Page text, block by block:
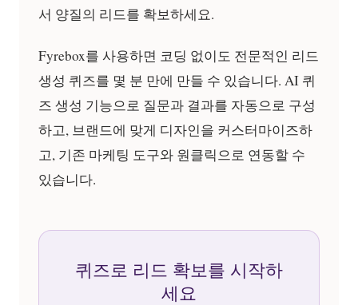
서 양질의 리드를 확보하세요.
Fyrebox를 사용하면 코딩 없이도 전문적인 리드
생성 퀴즈를 몇 분 만에 만들 수 있습니다. AI 퀴
즈 생성 기능으로 질문과 결과를 자동으로 구성
하고, 브랜드에 맞게 디자인을 커스터마이즈하
고, 기존 마케팅 도구와 원클릭으로 연동할 수
있습니다.
퀴즈로 리드 확보를 시작하
세요